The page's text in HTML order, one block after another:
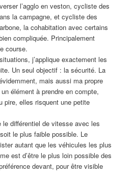
l’agglo en veston, cycliste des
la campagne, et cycliste des
la cohabitation avec certains
compliquée. Principalement
course.
j’applique exactement les
Un seul objectif : la sécurité. La
mais aussi ma propre
élément à prendre en compte,
pire, elles risquent une petite
le différentiel de vitesse avec les
le plus faible possible. Le
autant que les véhicules les plus
est d’être le plus loin possible des
devant, pour être visible